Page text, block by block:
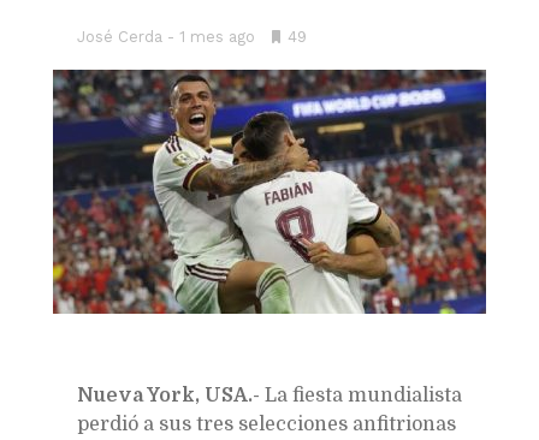
José Cerda 1 mes ago
•49
Nueva York, USA.- La fiesta mundialista
perdió a sus tres selecciones anfitrionas